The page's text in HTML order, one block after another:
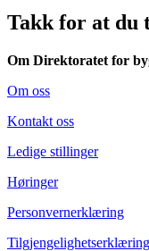
Takk for at du
Om Direktoratet for
Om oss
Kontakt oss
Ledige stillinger
Høringer
Personvernerklæring
Tilgjengelighetserklæring